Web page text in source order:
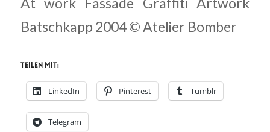
Batschkapp 2004 © Atelier Bomber
Teilen mit:
LinkedIn Pinterest Tumblr
Telegram